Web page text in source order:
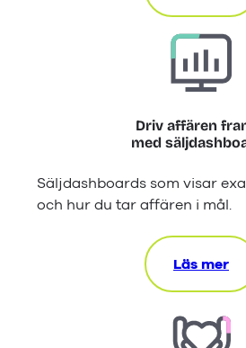
Driv affären
med
Säljdashboards som visar
och hur du tar affären i mål.
Läs mer